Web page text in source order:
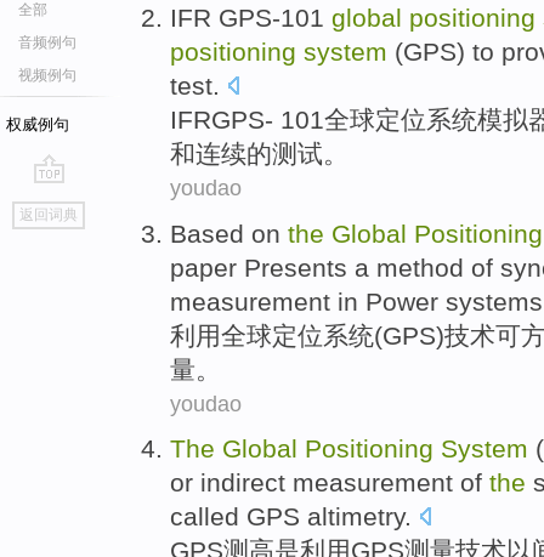
全部
音频例句
视频例句
权威例句
go
top
返回词典
IFR GPS-101 global positioning
positioning system (GPS) to
test.
IFRGPS- 101全球定位系统模拟
和连续的测试。
youdao
Based on the Global Positioning
paper Presents a method of
measurement in Power systems
利用全球定位系统(GPS)技术可
量 。
youdao
The Global Positioning System (
or indirect measurement of the
called GPS altimetry.
GPS测 高是利用GPS测量技术以